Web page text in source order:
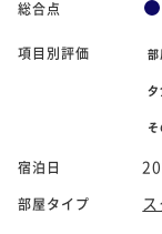
総合点
項目別評価 部
夕
宿泊日
部屋タイプ